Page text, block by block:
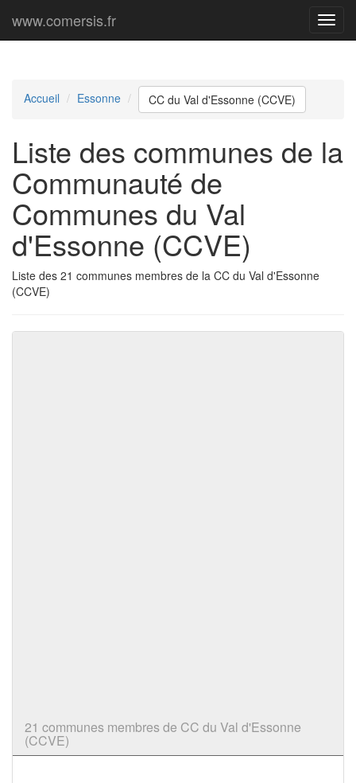
Menu
www.comersis.fr
Accueil Essonne CC du Val d'Essonne (CCVE)
Liste des communes de la
Communauté de
Communes du Val
d'Essonne (CCVE)
Liste des 21 communes membres de la CC du Val d'Essonne
(CCVE)
21 communes membres de CC du Val d'Essonne
(CCVE)